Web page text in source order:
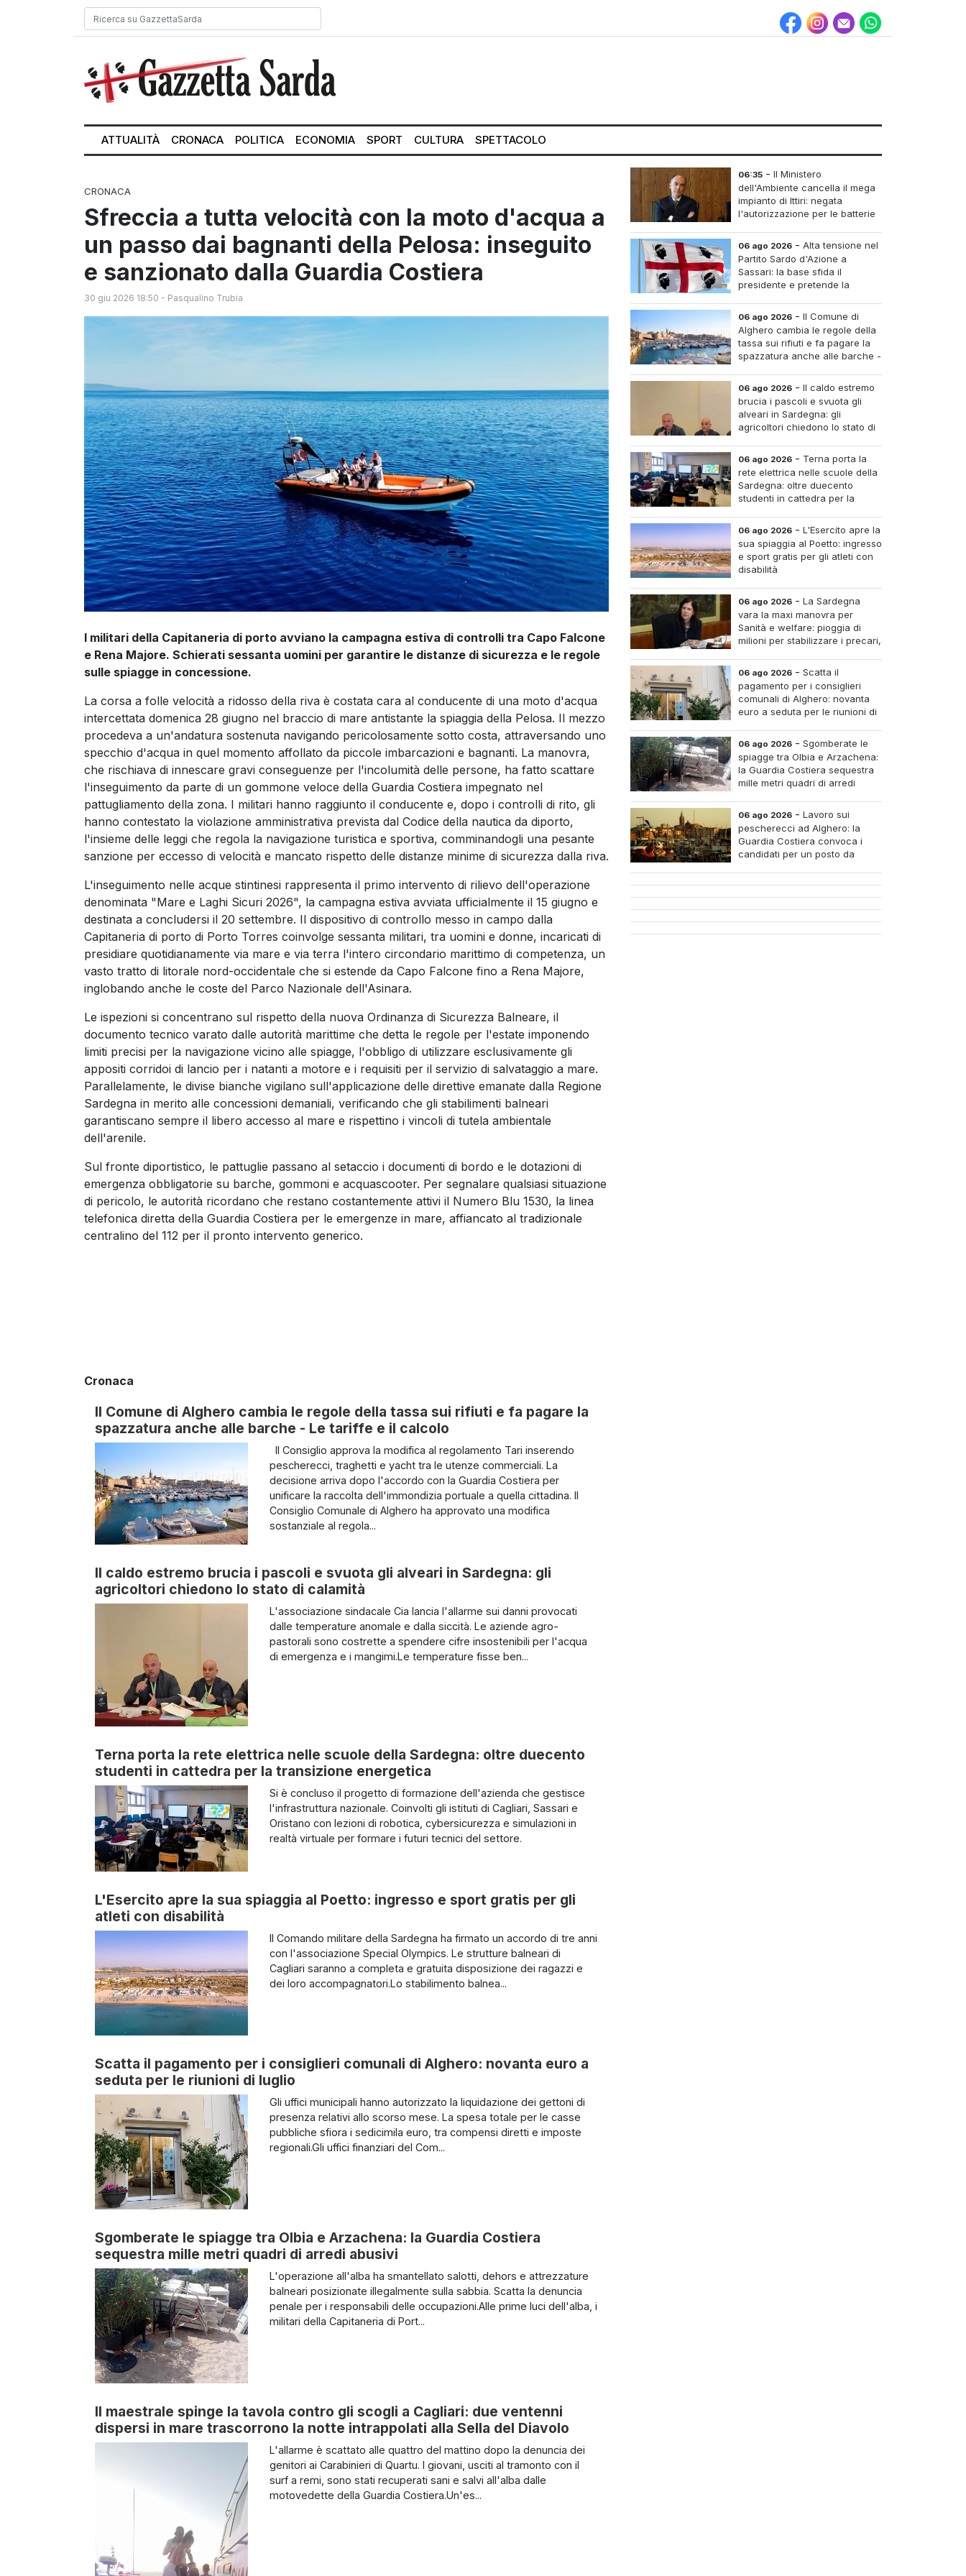
ATTUALITÀ CRONACA POLITICA ECONOMIA SPORT CULTURA SPETTACOLO
CRONACA
Sfreccia a tutta velocità con la moto d'acqua a
un passo dai bagnanti della Pelosa: inseguito
e sanzionato dalla Guardia Costiera
30 giu 2026 18:50 - Pasqualino Trubia
I militari della Capitaneria di porto avviano la campagna estiva di controlli tra Capo Falcone
e Rena Majore. Schierati sessanta uomini per garantire le distanze di sicurezza e le regole
sulle spiagge in concessione.
La corsa a folle velocità a ridosso della riva è costata cara al conducente di una moto d'acqua
intercettata domenica 28 giugno nel braccio di mare antistante la spiaggia della Pelosa. Il mezzo
procedeva a un'andatura sostenuta navigando pericolosamente sotto costa, attraversando uno
specchio d'acqua in quel momento affollato da piccole imbarcazioni e bagnanti. La manovra,
che rischiava di innescare gravi conseguenze per l'incolumità delle persone, ha fatto scattare
l'inseguimento da parte di un gommone veloce della Guardia Costiera impegnato nel
pattugliamento della zona. I militari hanno raggiunto il conducente e, dopo i controlli di rito, gli
hanno contestato la violazione amministrativa prevista dal Codice della nautica da diporto,
l'insieme delle leggi che regola la navigazione turistica e sportiva, comminandogli una pesante
sanzione per eccesso di velocità e mancato rispetto delle distanze minime di sicurezza dalla riva.
L'inseguimento nelle acque stintinesi rappresenta il primo intervento di rilievo dell'operazione
denominata "Mare e Laghi Sicuri 2026", la campagna estiva avviata ufficialmente il 15 giugno e
destinata a concludersi il 20 settembre. Il dispositivo di controllo messo in campo dalla
Capitaneria di porto di Porto Torres coinvolge sessanta militari, tra uomini e donne, incaricati di
presidiare quotidianamente via mare e via terra l'intero circondario marittimo di competenza, un
vasto tratto di litorale nord-occidentale che si estende da Capo Falcone fino a Rena Majore,
inglobando anche le coste del Parco Nazionale dell'Asinara.
Le ispezioni si concentrano sul rispetto della nuova Ordinanza di Sicurezza Balneare, il
documento tecnico varato dalle autorità marittime che detta le regole per l'estate imponendo
limiti precisi per la navigazione vicino alle spiagge, l'obbligo di utilizzare esclusivamente gli
appositi corridoi di lancio per i natanti a motore e i requisiti per il servizio di salvataggio a mare.
Parallelamente, le divise bianche vigilano sull'applicazione delle direttive emanate dalla Regione
Sardegna in merito alle concessioni demaniali, verificando che gli stabilimenti balneari
garantiscano sempre il libero accesso al mare e rispettino i vincoli di tutela ambientale
dell'arenile.
Sul fronte diportistico, le pattuglie passano al setaccio i documenti di bordo e le dotazioni di
emergenza obbligatorie su barche, gommoni e acquascooter. Per segnalare qualsiasi situazione
di pericolo, le autorità ricordano che restano costantemente attivi il Numero Blu 1530, la linea
telefonica diretta della Guardia Costiera per le emergenze in mare, affiancato al tradizionale
centralino del 112 per il pronto intervento generico.
Cronaca
Il Comune di Alghero cambia le regole della tassa sui rifiuti e fa pagare la
spazzatura anche alle barche - Le tariffe e il calcolo
Il Consiglio approva la modifica al regolamento Tari inserendo
pescherecci, traghetti e yacht tra le utenze commerciali. La
decisione arriva dopo l'accordo con la Guardia Costiera per
unificare la raccolta dell'immondizia portuale a quella cittadina. Il
Consiglio Comunale di Alghero ha approvato una modifica
sostanziale al regola...
Il caldo estremo brucia i pascoli e svuota gli alveari in Sardegna: gli
agricoltori chiedono lo stato di calamità
L'associazione sindacale Cia lancia l'allarme sui danni provocati
dalle temperature anomale e dalla siccità. Le aziende agro-
pastorali sono costrette a spendere cifre insostenibili per l'acqua
di emergenza e i mangimi.Le temperature fisse ben...
Terna porta la rete elettrica nelle scuole della Sardegna: oltre duecento
studenti in cattedra per la transizione energetica
Si è concluso il progetto di formazione dell'azienda che gestisce
l'infrastruttura nazionale. Coinvolti gli istituti di Cagliari, Sassari e
Oristano con lezioni di robotica, cybersicurezza e simulazioni in
realtà virtuale per formare i futuri tecnici del settore.
L'Esercito apre la sua spiaggia al Poetto: ingresso e sport gratis per gli
atleti con disabilità
Il Comando militare della Sardegna ha firmato un accordo di tre anni
con l'associazione Special Olympics. Le strutture balneari di
Cagliari saranno a completa e gratuita disposizione dei ragazzi e
dei loro accompagnatori.Lo stabilimento balnea...
Scatta il pagamento per i consiglieri comunali di Alghero: novanta euro a
seduta per le riunioni di luglio
Gli uffici municipali hanno autorizzato la liquidazione dei gettoni di
presenza relativi allo scorso mese. La spesa totale per le casse
pubbliche sfiora i sedicimila euro, tra compensi diretti e imposte
regionali.Gli uffici finanziari del Com...
Sgomberate le spiagge tra Olbia e Arzachena: la Guardia Costiera
sequestra mille metri quadri di arredi abusivi
L'operazione all'alba ha smantellato salotti, dehors e attrezzature
balneari posizionate illegalmente sulla sabbia. Scatta la denuncia
penale per i responsabili delle occupazioni.Alle prime luci dell'alba, i
militari della Capitaneria di Port...
Il maestrale spinge la tavola contro gli scogli a Cagliari: due ventenni
dispersi in mare trascorrono la notte intrappolati alla Sella del Diavolo
L'allarme è scattato alle quattro del mattino dopo la denuncia dei
genitori ai Carabinieri di Quartu. I giovani, usciti al tramonto con il
surf a remi, sono stati recuperati sani e salvi all'alba dalle
motovedette della Guardia Costiera.Un'es...
06:35 - Il Ministero
dell'Ambiente cancella il mega
impianto di Ittiri: negata
l'autorizzazione per le batterie
06 ago 2026 - Alta tensione nel
Partito Sardo d'Azione a
Sassari: la base sfida il
presidente e pretende la
straordinario
06 ago 2026 - Il Comune di
Alghero cambia le regole della
tassa sui rifiuti e fa pagare la
spazzatura anche alle barche -
06 ago 2026 - Il caldo estremo
brucia i pascoli e svuota gli
alveari in Sardegna: gli
agricoltori chiedono lo stato di
06 ago 2026 - Terna porta la
rete elettrica nelle scuole della
Sardegna: oltre duecento
studenti in cattedra per la
06 ago 2026 - L'Esercito apre la
sua spiaggia al Poetto: ingresso
e sport gratis per gli atleti con
disabilità
06 ago 2026 - La Sardegna
vara la maxi manovra per
Sanità e welfare: pioggia di
milioni per stabilizzare i precari,
centri e assumere infermieri fissi nelle case di riposo.
06 ago 2026 - Scatta il
pagamento per i consiglieri
comunali di Alghero: novanta
euro a seduta per le riunioni di
06 ago 2026 - Sgomberate le
spiagge tra Olbia e Arzachena:
la Guardia Costiera sequestra
mille metri quadri di arredi
06 ago 2026 - Lavoro sui
pescherecci ad Alghero: la
Guardia Costiera convoca i
candidati per un posto da